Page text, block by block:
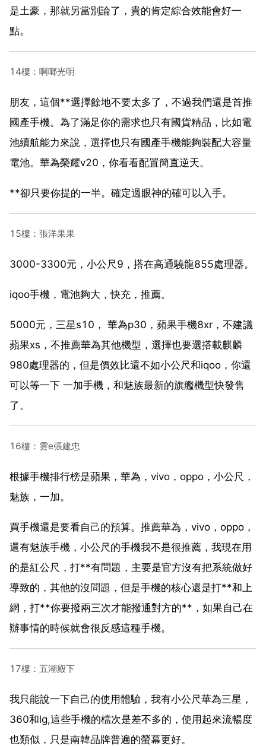
是土豪，那就另當別論了，貴的肯定綜合效能會好一
點。
14樓：啊啷光明
朋友，這個**選擇餘地不要太多了，不過我們還是首推
國產手機。為了滿足你的需求也只有國貨精品，比如電
池續航能力來說，選擇也只有國產手機能夠裝配大容量
電池。華為榮耀v20，你看看配置簡直逆天。
**卻只要你提的一半。確定過眼神的確可以入手。
15樓：張洋果果
3000-3300元，小公尺9，搭在高通驍龍855處理器。
iqoo手機，電池夠大，快充，推薦。
5000元，三星s10， 華為p30，蘋果手機8xr，不建議
蘋果xs，不推薦華為其他機型，選擇也要選搭載麒麟
980處理器的，但是價效比還不如小公尺和iqoo，你還
可以等一下 一加手機，和魅族最新的旗艦機型快發售
了。
16樓：雲e張建忠
根據手機排行榜是蘋果，華為，vivo，oppo，小公尺，
魅族，一加。
買手機還是要看自己的預算。推薦華為，vivo，oppo，
還有魅族手機，小公尺的手機我不是很推薦，我現在用
的是紅公尺，打**有問題，主要是官方沒有把系統做好
導致的，其他的沒問題，但是手機的核心還是打**和上
網，打**你要撥兩三次才能撥通對方的**，如果自己在
辦事情的時候就會很反感這種手機。
17樓：五湖殿下
我只能說一下自己的使用體驗，我有小公尺華為三星，
360和lg,這些手機的檔次是差不多的，使用起來流暢度
也類似，只是南韓品牌普遍的螢幕更好。